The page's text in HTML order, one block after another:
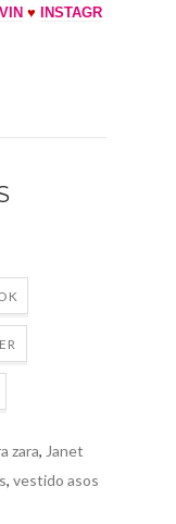
♥
INSTAGR
zara, Janet
, vestido asos